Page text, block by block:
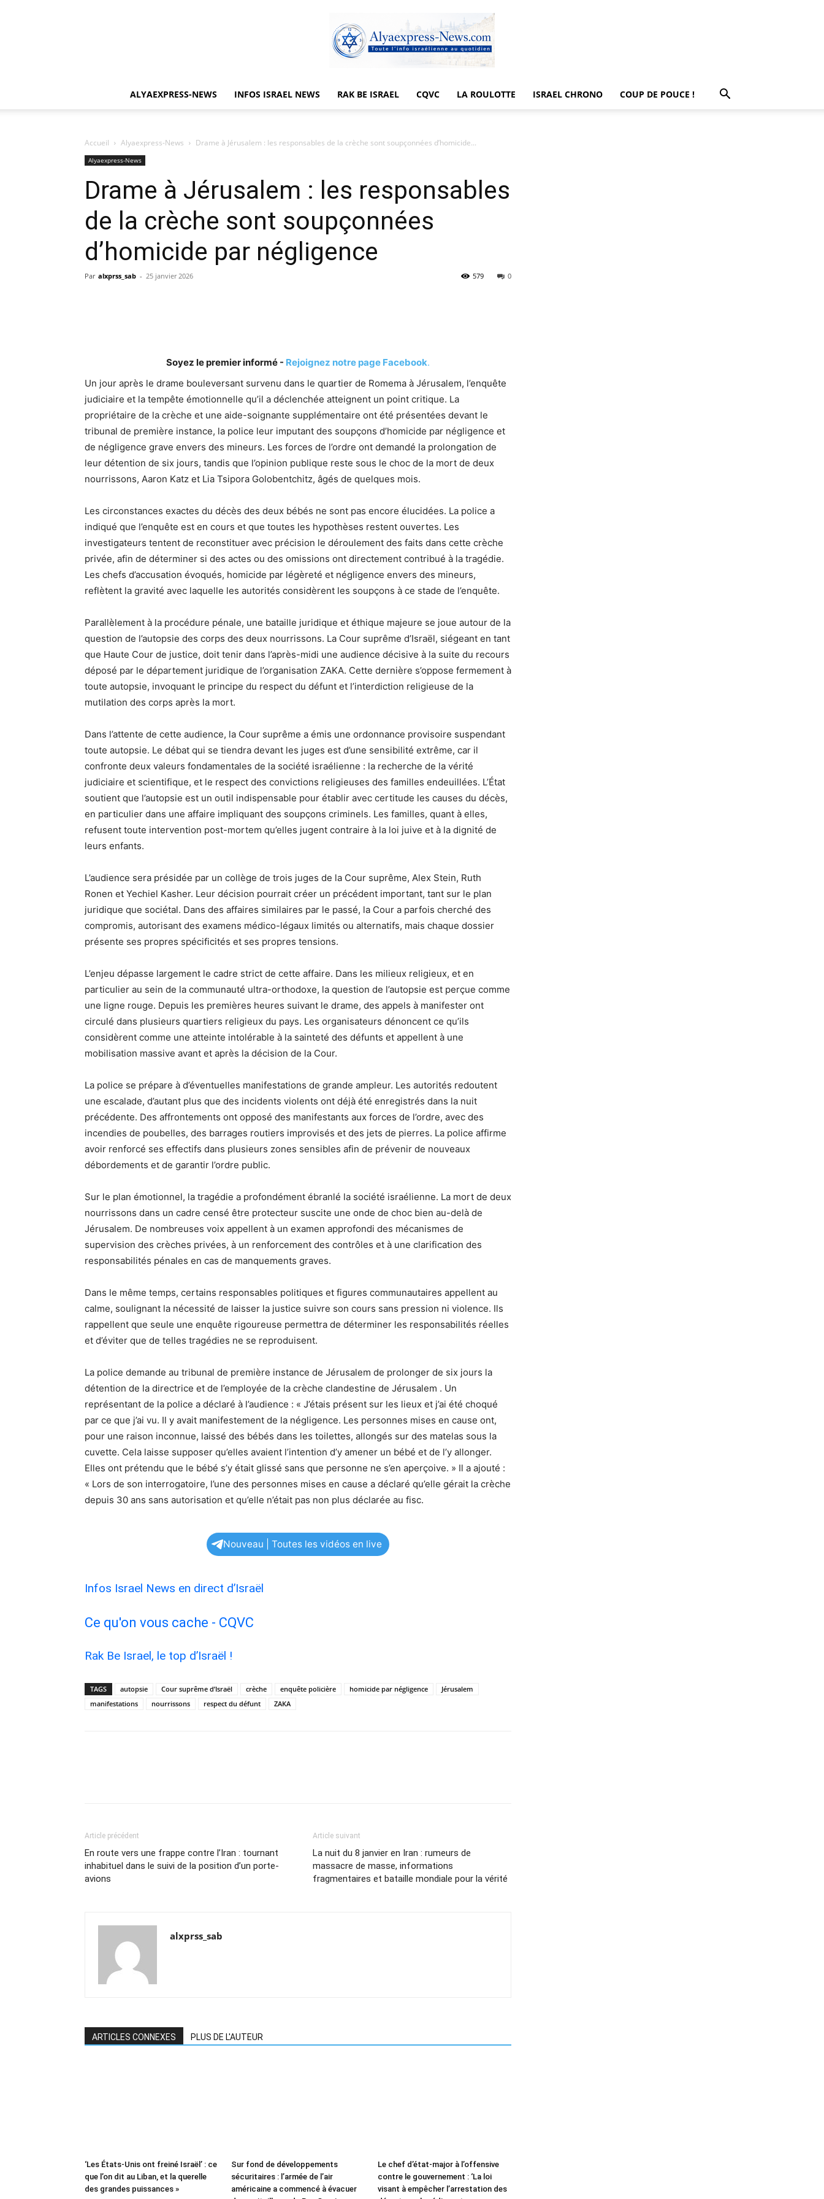
News
ALYAEXPRESS-NEWS INFOS ISRAEL NEWS RAK BE ISRAEL CQVC LA ROULOTTE ISRAEL CHRONO COUP DE POUCE !
Accueil Alyaexpress-News Drame à Jérusalem : les responsables de la crèche sont soupçonnées d’homicide...
Alyaexpress-News
Drame à Jérusalem : les responsables
de la crèche sont soupçonnées
d’homicide par négligence
Par alxprss_sab - 25 janvier 2026 0
579
Soyez le premier informé - Rejoignez notre page Facebook.
Un jour après le drame bouleversant survenu dans le quartier de Romema à Jérusalem, l’enquête
judiciaire et la tempête émotionnelle qu’il a déclenchée atteignent un point critique. La
propriétaire de la crèche et une aide-soignante supplémentaire ont été présentées devant le
tribunal de première instance, la police leur imputant des soupçons d’homicide par négligence et
de négligence grave envers des mineurs. Les forces de l’ordre ont demandé la prolongation de
leur détention de six jours, tandis que l’opinion publique reste sous le choc de la mort de deux
nourrissons, Aaron Katz et Lia Tsipora Golobentchitz, âgés de quelques mois.
Les circonstances exactes du décès des deux bébés ne sont pas encore élucidées. La police a
indiqué que l’enquête est en cours et que toutes les hypothèses restent ouvertes. Les
investigateurs tentent de reconstituer avec précision le déroulement des faits dans cette crèche
privée, afin de déterminer si des actes ou des omissions ont directement contribué à la tragédie.
Les chefs d’accusation évoqués, homicide par légèreté et négligence envers des mineurs,
reflètent la gravité avec laquelle les autorités considèrent les soupçons à ce stade de l’enquête.
Parallèlement à la procédure pénale, une bataille juridique et éthique majeure se joue autour de la
question de l’autopsie des corps des deux nourrissons. La Cour suprême d’Israël, siégeant en tant
que Haute Cour de justice, doit tenir dans l’après-midi une audience décisive à la suite du recours
déposé par le département juridique de l’organisation ZAKA. Cette dernière s’oppose fermement à
toute autopsie, invoquant le principe du respect du défunt et l’interdiction religieuse de la
mutilation des corps après la mort.
Dans l’attente de cette audience, la Cour suprême a émis une ordonnance provisoire suspendant
toute autopsie. Le débat qui se tiendra devant les juges est d’une sensibilité extrême, car il
confronte deux valeurs fondamentales de la société israélienne : la recherche de la vérité
judiciaire et scientifique, et le respect des convictions religieuses des familles endeuillées. L’État
soutient que l’autopsie est un outil indispensable pour établir avec certitude les causes du décès,
en particulier dans une affaire impliquant des soupçons criminels. Les familles, quant à elles,
refusent toute intervention post-mortem qu’elles jugent contraire à la loi juive et à la dignité de
leurs enfants.
L’audience sera présidée par un collège de trois juges de la Cour suprême, Alex Stein, Ruth
Ronen et Yechiel Kasher. Leur décision pourrait créer un précédent important, tant sur le plan
juridique que sociétal. Dans des affaires similaires par le passé, la Cour a parfois cherché des
compromis, autorisant des examens médico-légaux limités ou alternatifs, mais chaque dossier
présente ses propres spécificités et ses propres tensions.
L’enjeu dépasse largement le cadre strict de cette affaire. Dans les milieux religieux, et en
particulier au sein de la communauté ultra-orthodoxe, la question de l’autopsie est perçue comme
une ligne rouge. Depuis les premières heures suivant le drame, des appels à manifester ont
circulé dans plusieurs quartiers religieux du pays. Les organisateurs dénoncent ce qu’ils
considèrent comme une atteinte intolérable à la sainteté des défunts et appellent à une
mobilisation massive avant et après la décision de la Cour.
La police se prépare à d’éventuelles manifestations de grande ampleur. Les autorités redoutent
une escalade, d’autant plus que des incidents violents ont déjà été enregistrés dans la nuit
précédente. Des affrontements ont opposé des manifestants aux forces de l’ordre, avec des
incendies de poubelles, des barrages routiers improvisés et des jets de pierres. La police affirme
avoir renforcé ses effectifs dans plusieurs zones sensibles afin de prévenir de nouveaux
débordements et de garantir l’ordre public.
Sur le plan émotionnel, la tragédie a profondément ébranlé la société israélienne. La mort de deux
nourrissons dans un cadre censé être protecteur suscite une onde de choc bien au-delà de
Jérusalem. De nombreuses voix appellent à un examen approfondi des mécanismes de
supervision des crèches privées, à un renforcement des contrôles et à une clarification des
responsabilités pénales en cas de manquements graves.
Dans le même temps, certains responsables politiques et figures communautaires appellent au
calme, soulignant la nécessité de laisser la justice suivre son cours sans pression ni violence. Ils
rappellent que seule une enquête rigoureuse permettra de déterminer les responsabilités réelles
et d’éviter que de telles tragédies ne se reproduisent.
La police demande au tribunal de première instance de Jérusalem de prolonger de six jours la
détention de la directrice et de l’employée de la crèche clandestine de Jérusalem . Un
représentant de la police a déclaré à l’audience : « J’étais présent sur les lieux et j’ai été choqué
par ce que j’ai vu. Il y avait manifestement de la négligence. Les personnes mises en cause ont,
pour une raison inconnue, laissé des bébés dans les toilettes, allongés sur des matelas sous la
cuvette. Cela laisse supposer qu’elles avaient l’intention d’y amener un bébé et de l’y allonger.
Elles ont prétendu que le bébé s’y était glissé sans que personne ne s’en aperçoive. » Il a ajouté :
« Lors de son interrogatoire, l’une des personnes mises en cause a déclaré qu’elle gérait la crèche
depuis 30 ans sans autorisation et qu’elle n’était pas non plus déclarée au fisc.
Nouveau | Toutes les vidéos en live
Infos Israel News en direct d’Israël
Ce qu'on vous cache - CQVC
Rak Be Israel, le top d’Israël !
TAGS autopsie Cour suprême d’Israël crèche enquête policière homicide par négligence
Jérusalem
manifestations
nourrissons respect du défunt ZAKA
Article précédent
En route vers une frappe contre l’Iran : tournant
inhabituel dans le suivi de la position d’un porte-
avions
Article suivant
La nuit du 8 janvier en Iran : rumeurs de
massacre de masse, informations
fragmentaires et bataille mondiale pour la vérité
alxprss_sab
ARTICLES CONNEXES PLUS DE L'AUTEUR
‘Les États-Unis ont freiné Israël’ : ce
que l’on dit au Liban, et la querelle
des grandes puissances »
Sur fond de développements
sécuritaires : l’armée de l’air
américaine a commencé à évacuer
Le chef d’état-major à l’offensive
contre le gouvernement : ‘La loi
visant à empêcher l’arrestation des